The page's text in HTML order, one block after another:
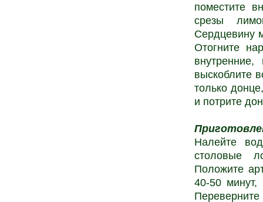
поместите
срезы
Сердцевину
Отогните
выскоблите
только
и потрите
Налейте
столовые
Положите
40-50 минут,
Переверните